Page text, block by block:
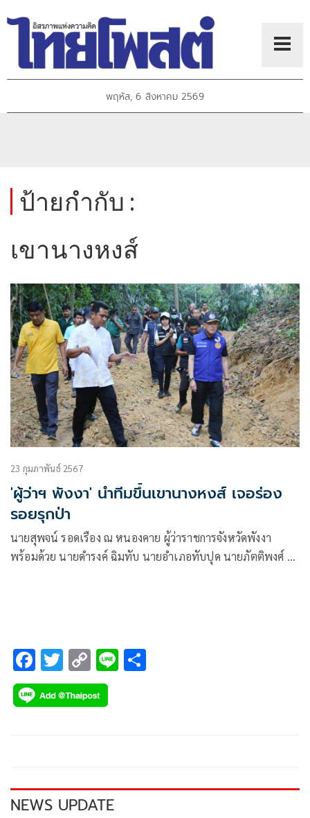
พฤหัส, 6 สิงหาคม 2569
ป้ายกำกับ :
เขานางหงส์
23 กุมภาพันธ์ 2567
'ผู้ว่าฯ พังงา' นำทีมขึ้นเขานางหงส์ เจอร่อง
รอยรุกป่า
นายสุพจน์ รอดเรือง ณ หนองคาย ผู้ว่าราชการจังหวัดพังงา
พร้อมด้วย นายดำรงค์ ฉิมทับ นายอำเภอทับปุด นายภัตติพงศ์ สุ
F
ac
e
k
T
wi
tt
C
o
p
k
Li
NEWS UPDATE